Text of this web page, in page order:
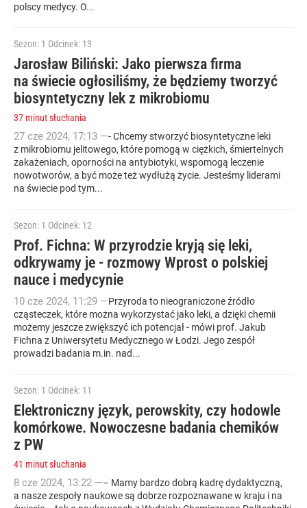
polscy medycy. O...
Sezon: 1 Odcinek: 13
Jarosław Biliński: Jako pierwsza firma
na świecie ogłosiliśmy, że będziemy tworzyć
biosyntetyczny lek z mikrobiomu
37 minut słuchania
27 cze 2024, 17:13 —- Chcemy stworzyć biosyntetyczne leki
z mikrobiomu jelitowego, które pomogą w ciężkich, śmiertelnych
zakażeniach, oporności na antybiotyki, wspomogą leczenie
nowotworów, a być może też wydłużą życie. Jesteśmy liderami
na świecie pod tym...
Sezon: 1 Odcinek: 12
Prof. Fichna: W przyrodzie kryją się leki,
odkrywamy je - rozmowy Wprost o polskiej
nauce i medycynie
10 cze 2024, 11:29 —Przyroda to nieograniczone źródło
cząsteczek, które można wykorzystać jako leki, a dzięki chemii
możemy jeszcze zwiększyć ich potencjał - mówi prof. Jakub
Fichna z Uniwersytetu Medycznego w Łodzi. Jego zespół
prowadzi badania m.in. nad...
Sezon: 1 Odcinek: 11
Elektroniczny język, perowskity, czy hodowle
komórkowe. Nowoczesne badania chemików
z PW
41 minut słuchania
8 cze 2024, 13:22 —– Mamy bardzo dobrą kadrę dydaktyczną,
a nasze zespoły naukowe są dobrze rozpoznawane w kraju i na